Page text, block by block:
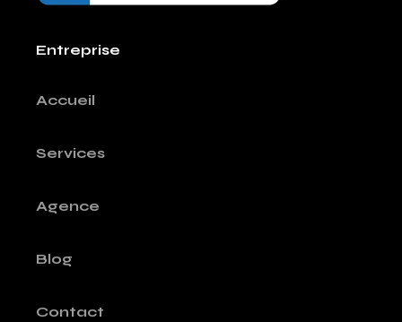
Entreprise
Accueil
Services
Agence
Blog
Contact